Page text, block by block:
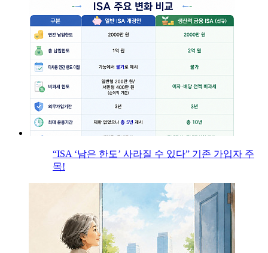
“ISA ‘남은 한도’ 사라질 수 있다” 기존 가입자 주
목!